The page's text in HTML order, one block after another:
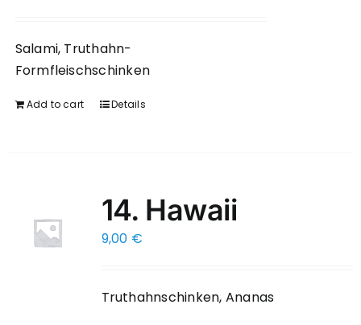
Salami, Truthahn-
Formfleischschinken
Add to cart Details
14. Hawaii
9,00 €
Truthahnschinken, Ananas